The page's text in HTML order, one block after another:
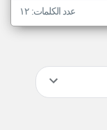
عدد الكلمات: ١٢